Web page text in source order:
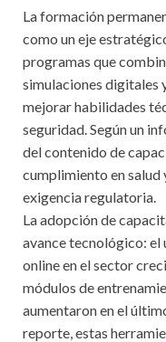
La formación
como un eje
programas que
simulaciones digitales
mejorar habilidades
seguridad. Según un
del contenido de
cumplimiento en
exigencia regulatoria.
La adopción de
avance tecnológico: el
online en el sector
módulos de
aumentaron en el
reporte, estas